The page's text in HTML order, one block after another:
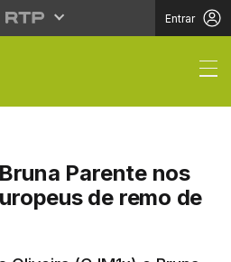
Entrar
e Bruna
Parente nos
de remo de